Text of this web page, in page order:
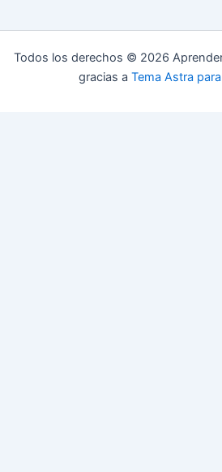
Todos los derechos © 2026
gracias a Tema Astra